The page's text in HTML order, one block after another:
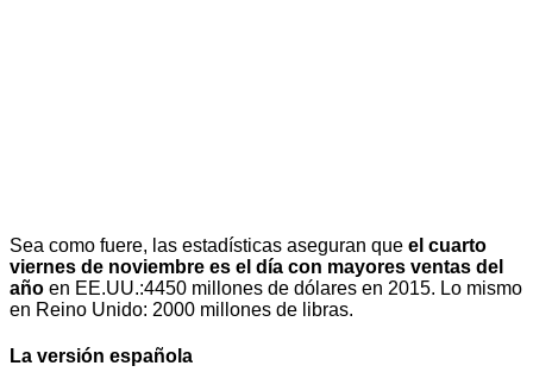
Sea como fuere, las estadísticas aseguran que el cuarto
viernes de noviembre es el día con mayores ventas del
año en EE.UU.:4450 millones de dólares en 2015. Lo mismo
en Reino Unido: 2000 millones de libras.
La versión española